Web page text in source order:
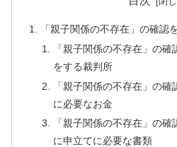
「親子関係の不存在」の確認
「親子関係の不存在」の
をする裁判所
「親子関係の不存在」の
に必要なお金
「親子関係の不存在」の
に申立てに必要な書類